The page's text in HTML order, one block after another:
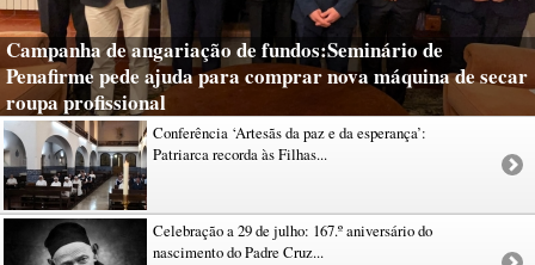
Campanha de angariação de fundos:Seminário de
Penafirme pede ajuda para comprar nova máquina de secar
roupa profissional
Conferência ‘Artesãs da paz e da esperança’:
Patriarca recorda às Filhas...
Celebração a 29 de julho: 167.º aniversário do
nascimento do Padre Cruz...